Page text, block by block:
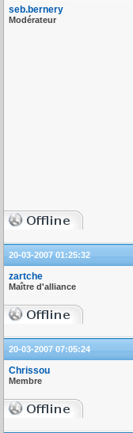
seb.bernery
Modérateur
20-03-2007 01:25:32
zartche
Maître d'alliance
20-03-2007 07:05:24
Chrissou
Membre